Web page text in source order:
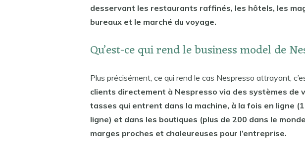
desservant les restaurants raffinés, les hôtels, les
bureaux et le marché du voyage.
Qu’est-ce qui rend le business model de
Plus précisément, ce qui rend le cas Nespresso attrayant,
clients directement à Nespresso via des systèmes de
tasses qui entrent dans la machine, à la fois en ligne
ligne) et dans les boutiques (plus de 200 dans le
marges proches et chaleureuses pour l’entreprise.